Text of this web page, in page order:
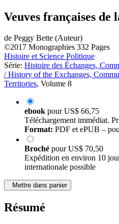
Veuves françaises
de Peggy Bette (Auteur)
©2017 Monographies 332 Pages
Histoire et Science Politique
Série: Histoire des Échanges,
/ History of the Exchanges,
Territories, Volume 8
ebook pourUS$ 66,75
Téléchargement immédiat.
Format: PDF et ePUB –
Broché pourUS$ 70,50
Expédition en environ 10
internationale possible
Mettre dans panier
Résumé